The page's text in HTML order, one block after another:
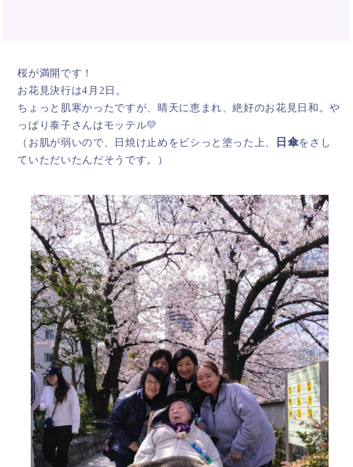
桜が満開です！
お花見決行は4月2日。
ちょっと肌寒かったですが、晴天に恵まれ、絶好のお花見日和。や
っぱり泰子さんはモッテル💛
（お肌が弱いので、日焼け止めをビシっと塗った上、
日傘をさし
ていただいたんだそうです。）